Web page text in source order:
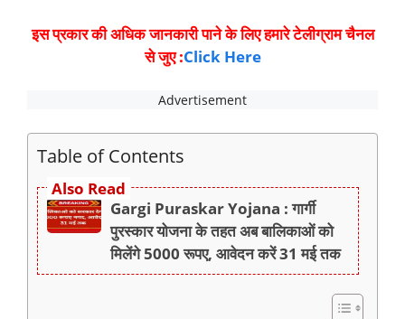
इस प्रकार की अधिक जानकारी पाने के लिए हमारे टेलीग्राम चैनल
से जुए :Click Here
Table of Contents
Also Read
Gargi Puraskar Yojana : गार्गी
पुरस्कार योजना के तहत अब बालिकाओं को
मिलेंगे 5000 रूपए, आवेदन करें 31 मई तक